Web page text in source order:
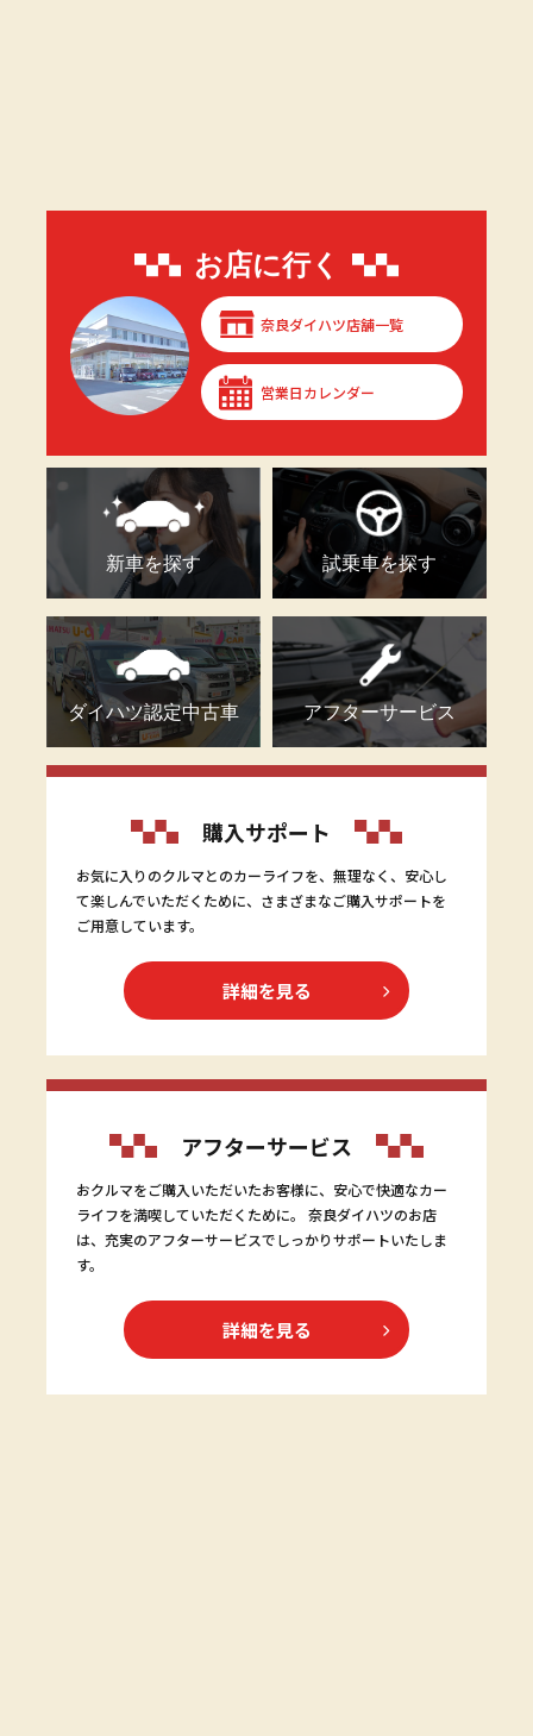
お店に行く
奈良ダイハツ店舗一覧
営業日カレンダー
新車を探す 試乗車を探す
ダイハツ認定中古車 アフターサービス
購入サポート
お気に入りのクルマとのカーライフを、無理なく、安心し
て楽しんでいただくために、さまざまなご購入サポートを
ご用意しています。
詳細を見る
アフターサービス
おクルマをご購入いただいたお客様に、安心で快適なカー
ライフを満喫していただくために。 奈良ダイハツのお店
は、充実のアフターサービスでしっかりサポートいたしま
す。
詳細を見る